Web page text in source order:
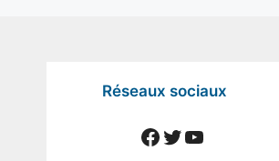
Réseaux sociaux
Facebook
Twitter
YouTube